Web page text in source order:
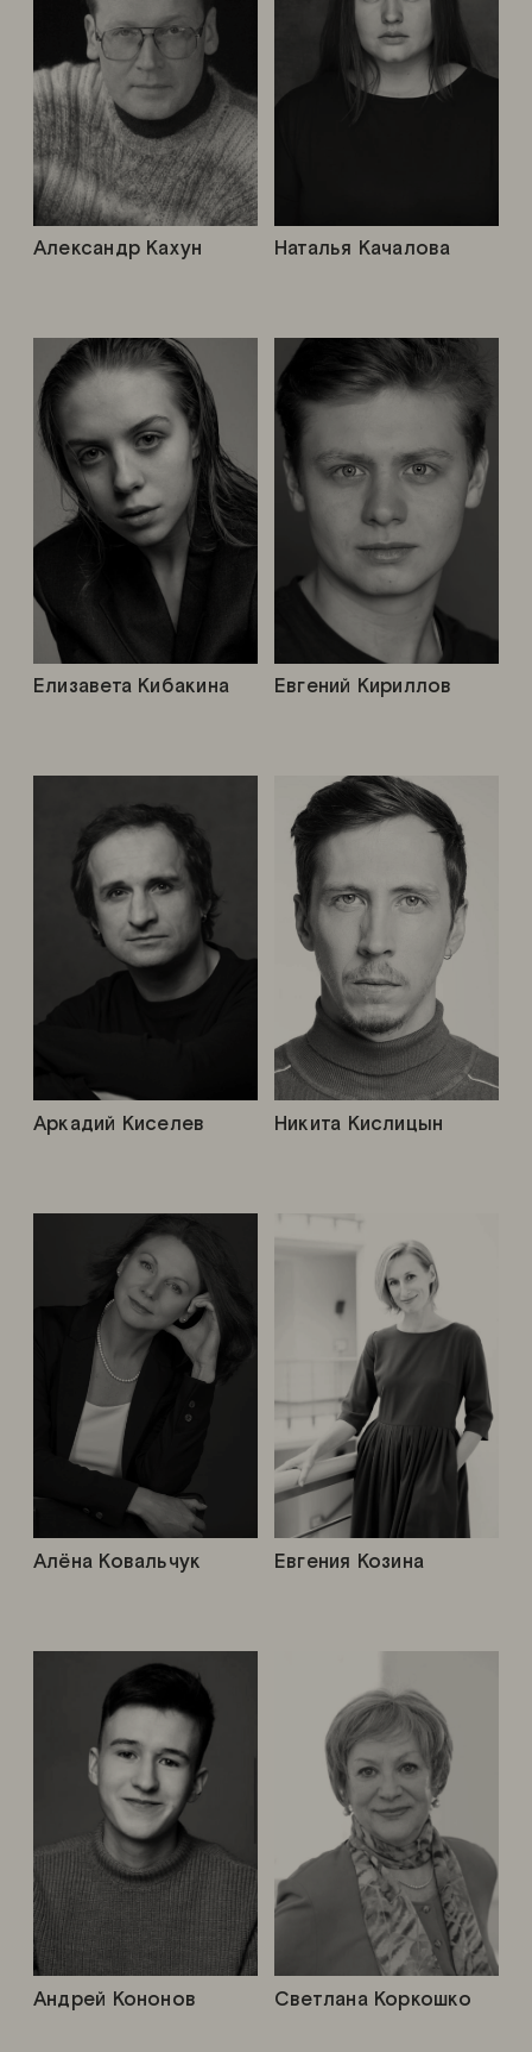
Александр Кахун
Светлана Коркошко
Евгения Козина
Елизавета Кибакина
Андрей Кононов
Алёна Ковальчук
Евгений Кириллов
Никита Кислицын
Аркадий Киселев
Наталья Качалова